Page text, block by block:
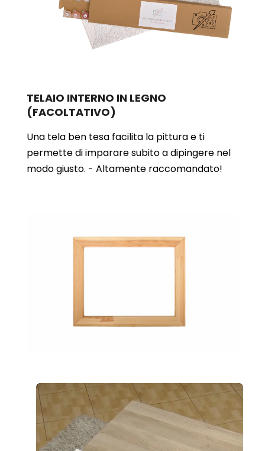
TELAIO INTERNO IN LEGNO
(FACOLTATIVO)
Una tela ben tesa facilita la pittura e ti
permette di imparare subito a dipingere nel
modo giusto. - Altamente raccomandato!